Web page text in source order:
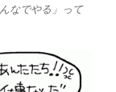
なでやる」って